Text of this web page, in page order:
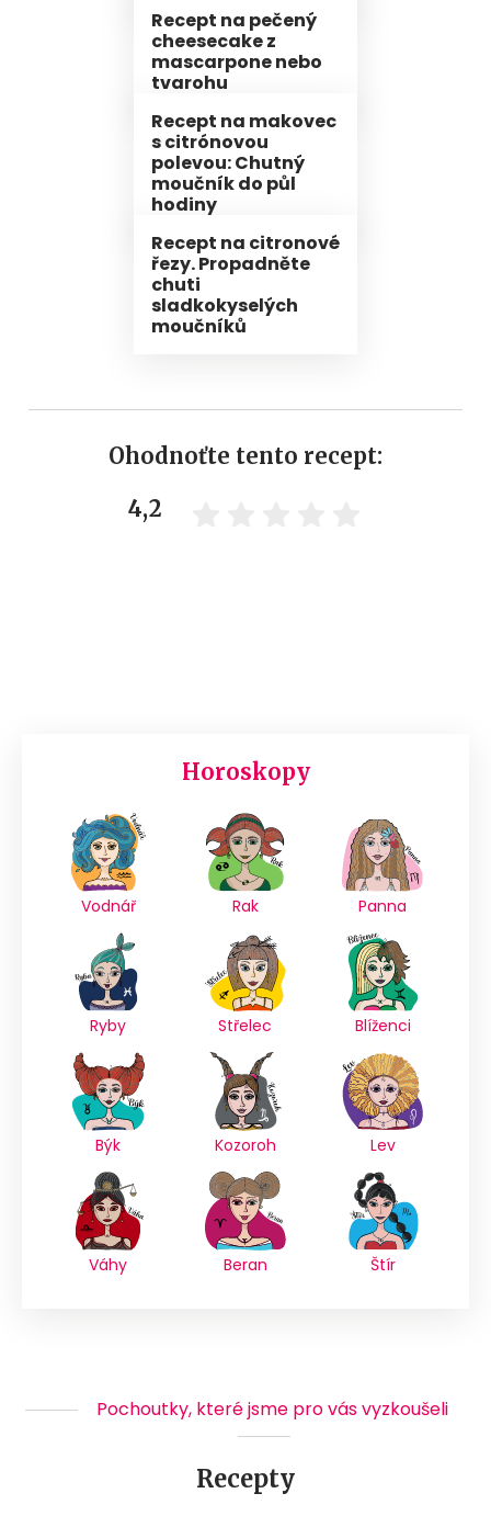
Recept na pečený
cheesecake z
mascarpone nebo
tvarohu
Recept na makovec
s citrónovou
polevou: Chutný
moučník do půl
hodiny
Recept na citronové
řezy. Propadněte
chuti
sladkokyselých
moučníků
Ohodnoťte tento recept:
4,2
Horoskopy
Vodnář Rak Panna
Ryby Střelec Blíženci
Býk Kozoroh Lev
Váhy Beran Štír
Pochoutky, které jsme pro vás vyzkoušeli
Recepty